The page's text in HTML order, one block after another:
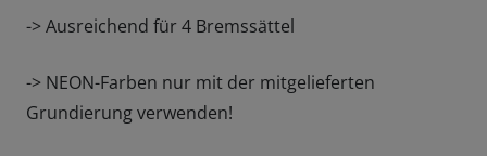
-> Ausreichend für 4 Bremssättel
-> NEON-Farben nur mit der mitgelieferten
Grundierung verwenden!